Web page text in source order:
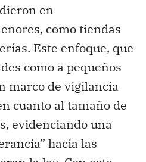
en
como tiendas
Este enfoque, que
como a pequeños
marco de vigilancia
cuanto al tamaño de
evidenciando una
hacia las